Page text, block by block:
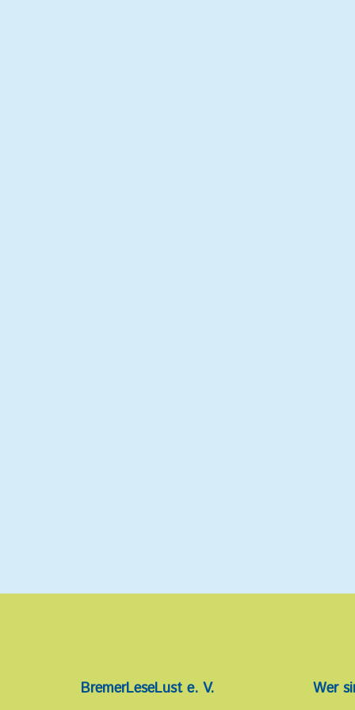
BremerLeseLust e. V. Wer